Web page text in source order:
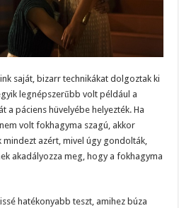
saját, bizarr technikákat dolgoztak ki
legnépszerűbb volt például a
a páciens hüvelyébe helyezték. Ha
volt fokhagyma szagú, akkor
mindezt azért, mivel úgy gondolták,
akadályozza meg, hogy a fokhagyma
hatékonyabb teszt, amihez búza